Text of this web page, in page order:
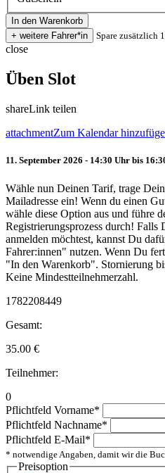
Spare zusätzlich
close
Üben Slot
shareLink teilen
attachmentZum Kalendar
11. September 2026 - 14:30 Uhr bis
Wähle nun Deinen Tarif, trage
Mailadresse ein! Wenn du einen
wähle diese Option aus und führe
Registrierungsprozess durch! Falls
anmelden möchtest, kannst Du
Fahrer:innen" nutzen. Wenn Du
"In den Warenkorb". Stornierung
Keine Mindestteilnehmerzahl.
1782208449
Gesamt:
35.00 €
Teilnehmer:
0
Pflichtfeld Vorname*
Pflichtfeld Nachname*
Pflichtfeld E-Mail*
* notwendige Angaben, damit wir die
Preisoption